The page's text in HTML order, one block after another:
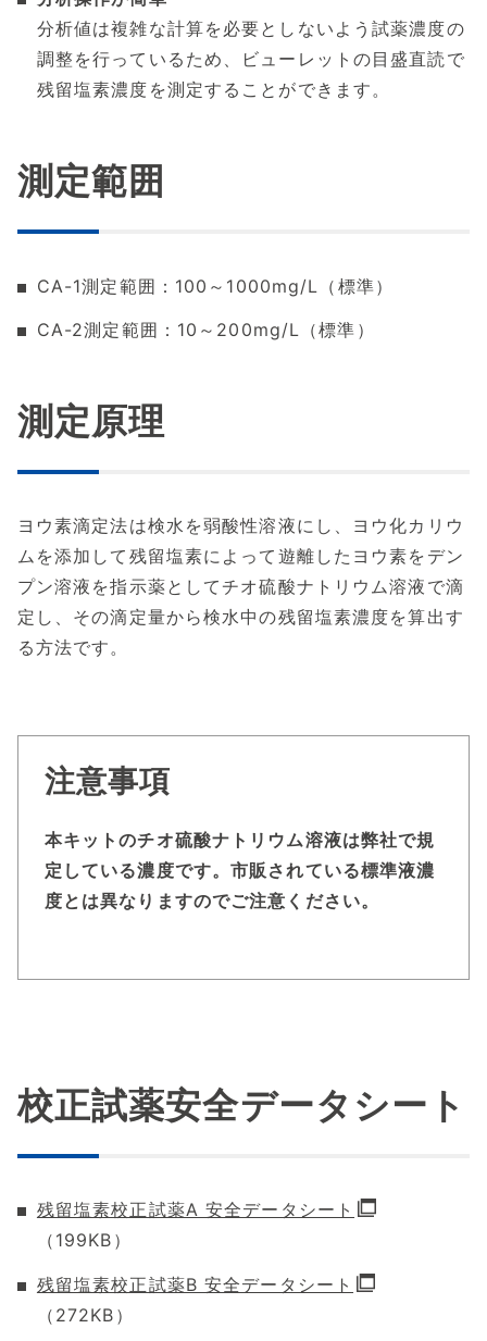
分析値は複雑な計算を必要としないよう試薬濃度の
調整を行っているため、ビューレットの目盛直読で
残留塩素濃度を測定することができます。
測定範囲
CA-1測定範囲：100～1000mg/L（標準）
CA-2測定範囲：10～200mg/L（標準）
測定原理
ヨウ素滴定法は検水を弱酸性溶液にし、ヨウ化カリウ
ムを添加して残留塩素によって遊離したヨウ素をデン
プン溶液を指示薬としてチオ硫酸ナトリウム溶液で滴
定し、その滴定量から検水中の残留塩素濃度を算出す
る方法です。
注意事項
本キットのチオ硫酸ナトリウム溶液は弊社で規
定している濃度です。市販されている標準液濃
度とは異なりますのでご注意ください。
校正試薬安全データシート
残留塩素校正試薬A 安全データシート
（199KB）
残留塩素校正試薬B 安全データシート
（272KB）